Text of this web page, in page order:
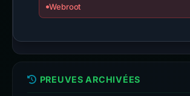
Webroot
PREUVES ARCHIVÉES